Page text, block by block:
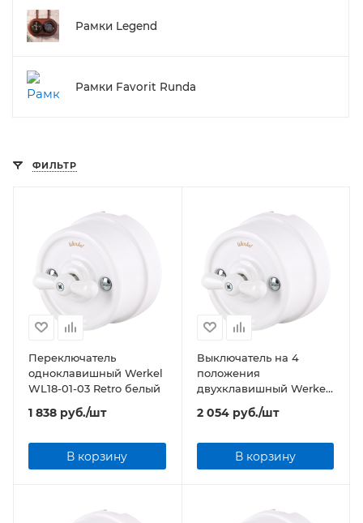
Рамки Legend
Рамки Favorit Runda
ФИЛЬТР
Переключатель
одноклавишный Werkel
WL18-01-03 Retro белый
1 838 руб./шт
В корзину
Выключатель на 4
положения
двухклавишный Werkel
WL18-01-05 Retro белый
2 054руб./шт
В корзину